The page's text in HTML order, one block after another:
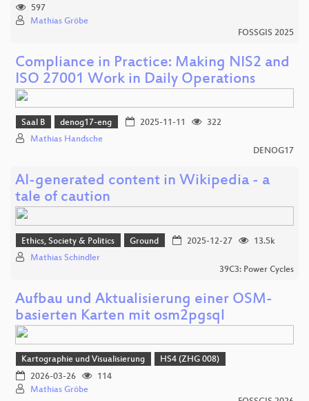
597
Mathias Gröbe
FOSSGIS 2025
Compliance in Practice: Making NIS2 and
ISO 27001 Work in Daily Operations
Saal B denog17-eng 2025-11-11
322
Mathias Handsche
DENOG17
AI-generated content in Wikipedia - a
tale of caution
Ethics, Society & Politics Ground 2025-12-27
13.5k
Mathias Schindler
39C3: Power Cycles
Aufbau und Aktualisierung einer OSM-
basierten Karten mit osm2pgsql
Kartographie und Visualisierung
HS4 (ZHG 008)
2026-03-26
114
Mathias Gröbe